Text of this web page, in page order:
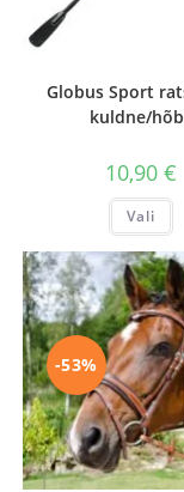
Globus Sport
kuldne/
10,90€
Vali
-53%